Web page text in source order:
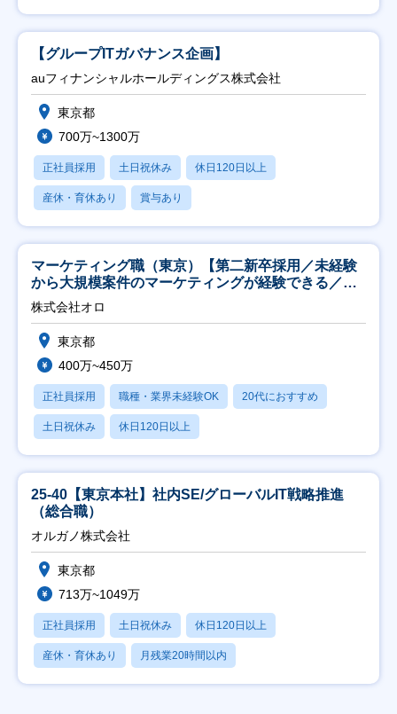
【グループITガバナンス企画】
auフィナンシャルホールディングス株式会社
東京都
700万~1300万
正社員採用 土日祝休み 休日120日以上
産休・育休あり 賞与あり
マーケティング職（東京）【第二新卒採用／未経験
から大規模案件のマーケティングが経験できる／研
修充実】
株式会社オロ
東京都
400万~450万
正社員採用 職種・業界未経験OK 20代におすすめ
土日祝休み 休日120日以上
25-40【東京本社】社内SE/グローバルIT戦略推進
（総合職）
オルガノ株式会社
東京都
713万~1049万
正社員採用 土日祝休み 休日120日以上
産休・育休あり 月残業20時間以内